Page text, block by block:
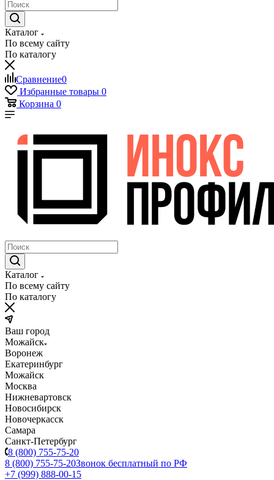
Каталог
По всему сайту
По каталогу
Сравнение0
Избранные товары 0
Корзина 0
Каталог
По всему сайту
По каталогу
Ваш город
Можайск
Воронеж
Екатеринбург
Можайск
Москва
Нижневартовск
Новосибирск
Новочеркасск
Самара
Санкт-Петербург
8 (800) 755-75-20
8 (800) 755-75-20Звонок бесплатный по РФ
+7 (999) 888-00-15